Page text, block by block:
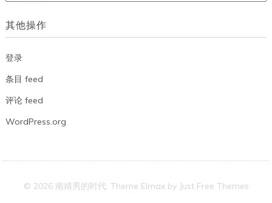
其他操作
登录
条目 feed
评论 feed
WordPress.org
© 2026 南靖男的时代. Theme Elmax by Just Free Themes